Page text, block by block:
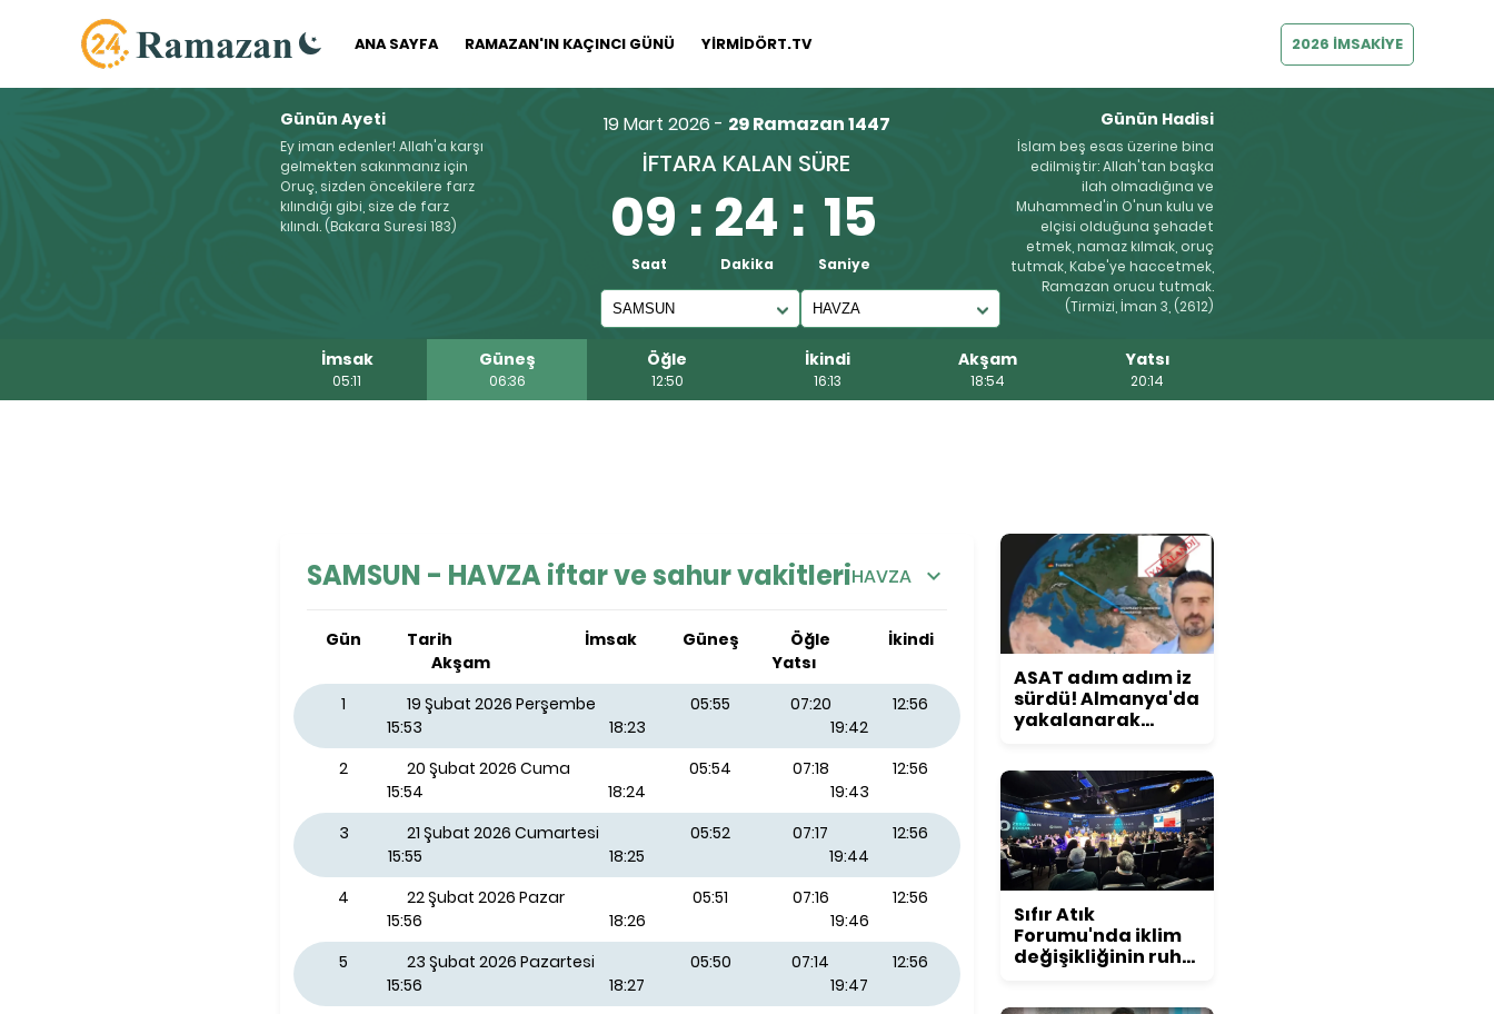
ANA SAYFA RAMAZAN'IN KAÇINCI GÜNÜ YİRMİDÖRT.TV 2026 İMSAKİYE
Günün Ayeti
Ey iman edenler! Allah'a karşı
gelmekten sakınmanız için
Oruç, sizden öncekilere farz
kılındığı gibi, size de farz
kılındı. (Bakara Suresi 183)
19 Mart 2026 - 29 Ramazan 1447
İFTARA KALAN SÜRE
09 :24 : 15
Saat Dakika Saniye
Günün Hadisi
İslam beş esas üzerine bina
edilmiştir: Allah'tan başka
ilah olmadığına ve
Muhammed'in O'nun kulu ve
elçisi olduğuna şehadet
etmek, namaz kılmak, oruç
tutmak, Kabe'ye haccetmek,
Ramazan orucu tutmak.
(Tirmizi, İman 3, (2612)
İmsak
05:11
Güneş
06:36
Öğle
12:50
İkindi
16:13
Akşam
18:54
Yatsı
20:14
SAMSUN - HAVZA iftar ve sahur vakitleriHAVZA
Gün Tarih İmsak Güneş Öğle
İkindi
Akşam
Yatsı
1
19 Şubat 2026 Perşembe 05:55 07:20
12:56
15:53
18:23
19:42
2
20 Şubat 2026 Cuma 05:54 07:18
12:56
15:54
18:24
19:43
3
21 Şubat 2026 Cumartesi 05:52 07:17
12:56
15:55
18:25
19:44
4
22 Şubat 2026 Pazar 05:51 07:16
12:56
15:56
18:26
19:46
5
23 Şubat 2026 Pazartesi 05:50 07:14
12:56
15:56
18:27
19:47
ASAT adım adım iz
sürdü! Almanya'da
yakalanarak
Sıfır Atık
Forumu'nda iklim
değişikliğinin ruh